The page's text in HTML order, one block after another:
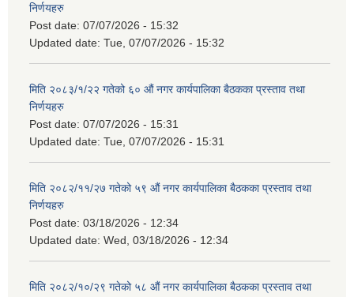
निर्णयहरु
Post date: 07/07/2026 - 15:32
Updated date: Tue, 07/07/2026 - 15:32
मिति २०८३/१/२२ गतेको ६० औं नगर कार्यपालिका बैठकका प्रस्ताव तथा
निर्णयहरु
Post date: 07/07/2026 - 15:31
Updated date: Tue, 07/07/2026 - 15:31
मिति २०८२/११/२७ गतेको ५९ औं नगर कार्यपालिका बैठकका प्रस्ताव तथा
निर्णयहरु
Post date: 03/18/2026 - 12:34
Updated date: Wed, 03/18/2026 - 12:34
मिति २०८२/१०/२९ गतेको ५८ औं नगर कार्यपालिका बैठकका प्रस्ताव तथा